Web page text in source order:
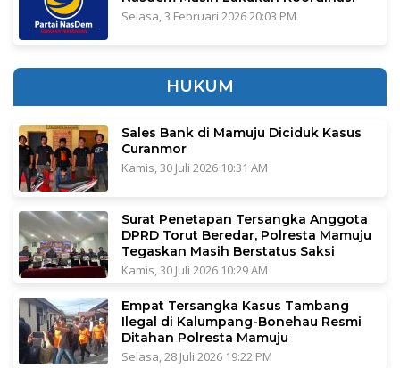
Selasa, 3 Februari 2026 20:03 PM
HUKUM
Sales Bank di Mamuju Diciduk Kasus
Curanmor
Kamis, 30 Juli 2026 10:31 AM
Surat Penetapan Tersangka Anggota
DPRD Torut Beredar, Polresta Mamuju
Tegaskan Masih Berstatus Saksi
Kamis, 30 Juli 2026 10:29 AM
Empat Tersangka Kasus Tambang
Ilegal di Kalumpang-Bonehau Resmi
Ditahan Polresta Mamuju
Selasa, 28 Juli 2026 19:22 PM